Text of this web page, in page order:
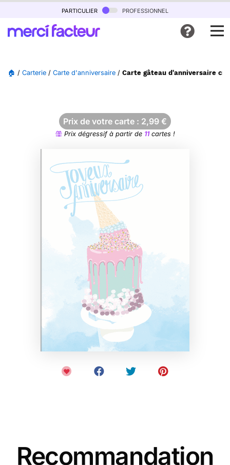
particulier professionnel
🏠 / Carterie / Carte d'anniversaire / Carte gâteau d'anniversaire
Prix de votre carte : 2,99 €
Prix dégressif à partir de 11cartes !
Recommandation